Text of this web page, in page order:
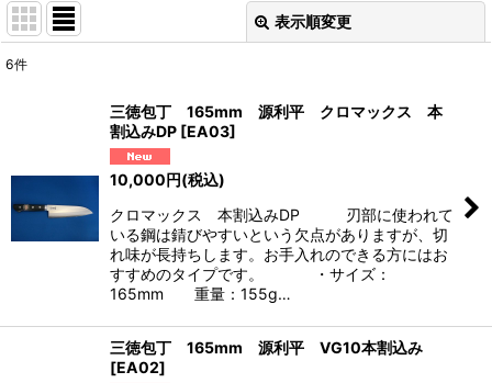
表示順変更
絞り込む
6件
三徳包丁 165mm 源利平 クロマックス 本
割込みDP [EA03]
10,000円(税込)
クロマックス 本割込みDP 刃部に使われて
いる鋼は錆びやすいという欠点がありますが、切
れ味が長持ちします。お手入れのできる方にはお
すすめのタイプです。 ・サイズ：
165mm 重量：155g…
三徳包丁 165mm 源利平 VG10本割込み
[EA02]